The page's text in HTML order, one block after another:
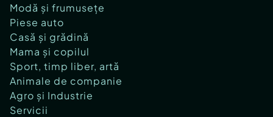
Modă și frumusețe
Piese auto
Casă și grădină
Mama și copilul
Sport, timp liber, artă
Animale de companie
Agro și Industrie
Servicii